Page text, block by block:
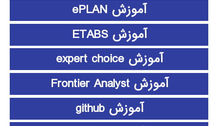
آموزش ePLAN
آموزش ETABS
آموزش expert choice
آموزش Frontier Analyst
آموزش github